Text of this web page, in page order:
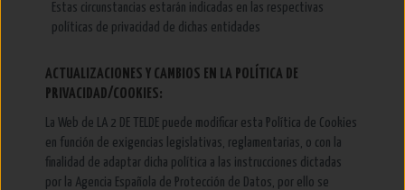
Estas circunstancias estarán indicadas en las respectivas
políticas de privacidad de dichas entidades
ACTUALIZACIONES Y CAMBIOS EN LA POLÍTICA DE
PRIVACIDAD/COOKIES:
La Web de LA 2 DE TELDE puede modificar esta Política de Cookies
en función de exigencias legislativas, reglamentarias, o con la
finalidad de adaptar dicha política a las instrucciones dictadas
por la Agencia Española de Protección de Datos, por ello se